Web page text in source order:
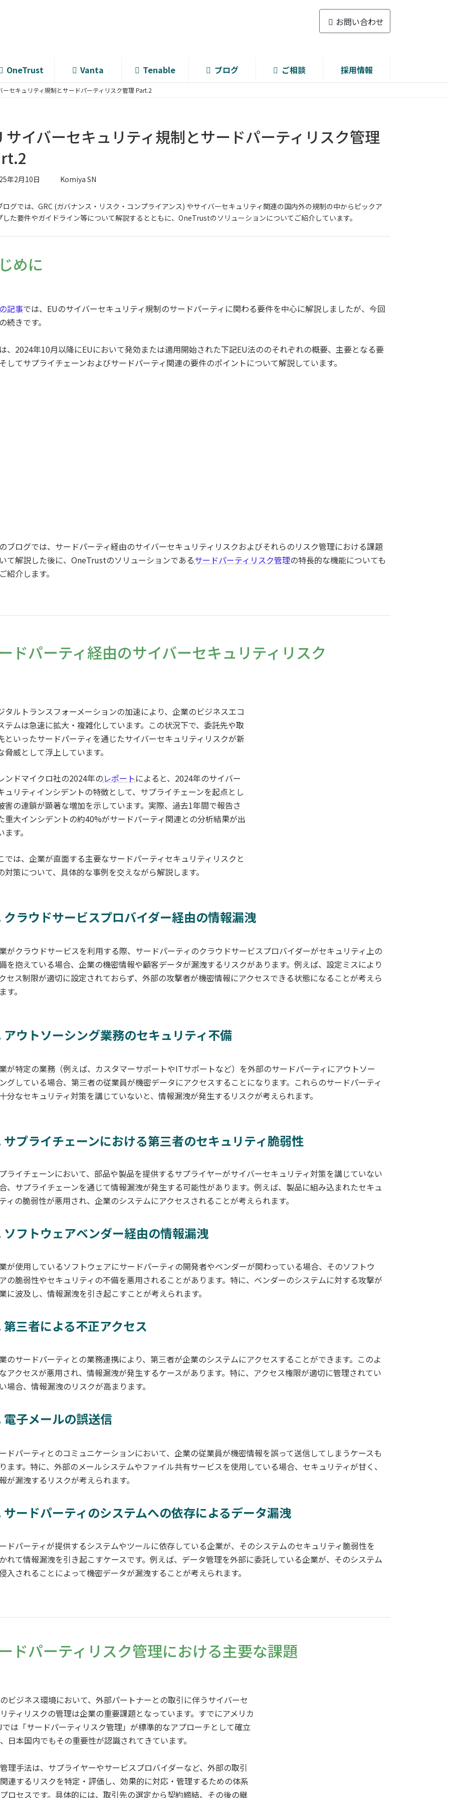
お問い合わせ
OneTrust Vanta Tenable ブログ ご相談 採用情報
ーセキュリティ規制とサードパーティリスク管理 Part.2
サイバーセキュリティ規制とサードパーティリスク管理
年2月10日 Komiya SN
ログでは、GRC (ガバナンス・リスク・コンプライアンス) やサイバーセキュリティ関連の国内外の規制の中からピックア
した要件やガイドライン等について解説するとともに、OneTrustのソリューションについてご紹介しています。
めに
記事では、EUのサイバーセキュリティ規制のサードパーティに関わる要件を中心に解説しましたが、今回
続きです。
、2024年10月以降にEUにおいて発効または適用開始された下記EU法ののそれぞれの概要、主要となる要
してサプライチェーンおよびサードパーティ関連の要件のポイントについて解説しています。
ブログでは、サードパーティ経由のサイバーセキュリティリスクおよびそれらのリスク管理における課題
て解説した後に、OneTrustのソリューションであるサードパーティリスク管理の特長的な機能についても
紹介します。
ドパーティ経由のサイバーセキュリティリスク
タルトランスフォーメーションの加速により、企業のビジネスエコ
テムは急速に拡大・複雑化しています。この状況下で、委託先や取
といったサードパーティを通じたサイバーセキュリティリスクが新
脅威として浮上しています。
ンドマイクロ社の2024年のレポートによると、2024年のサイバー
ュリティインシデントの特徴として、サプライチェーンを起点とし
害の連鎖が顕著な増加を示しています。実際、過去1年間で報告さ
重大インシデントの約40%がサードパーティ関連との分析結果が出
ます。
では、企業が直面する主要なサードパーティセキュリティリスクと
対策について、具体的な事例を交えながら解説します。
クラウドサービスプロバイダー経由の情報漏洩
がクラウドサービスを利用する際、サードパーティのクラウドサービスプロバイダーがセキュリティ上の
を抱えている場合、企業の機密情報や顧客データが漏洩するリスクがあります。例えば、設定ミスにより
セス制限が適切に設定されておらず、外部の攻撃者が機密情報にアクセスできる状態になることが考えら
す。
アウトソーシング業務のセキュリティ不備
が特定の業務（例えば、カスタマーサポートやITサポートなど）を外部のサードパーティにアウトソー
グしている場合、第三者の従業員が機密データにアクセスすることになります。これらのサードパーティ
分なセキュリティ対策を講じていないと、情報漏洩が発生するリスクが考えられます。
サプライチェーンにおける第三者のセキュリティ脆弱性
ライチェーンにおいて、部品や製品を提供するサプライヤーがサイバーセキュリティ対策を講じていない
、サプライチェーンを通じて情報漏洩が発生する可能性があります。例えば、製品に組み込まれたセキュ
ィの脆弱性が悪用され、企業のシステムにアクセスされることが考えられます。
ソフトウェアベンダー経由の情報漏洩
が使用しているソフトウェアにサードパーティの開発者やベンダーが関わっている場合、そのソフトウ
の脆弱性やセキュリティの不備を悪用されることがあります。特に、ベンダーのシステムに対する攻撃が
に波及し、情報漏洩を引き起こすことが考えられます。
第三者による不正アクセス
のサードパーティとの業務連携により、第三者が企業のシステムにアクセスすることができます。このよ
アクセスが悪用され、情報漏洩が発生するケースがあります。特に、アクセス権限が適切に管理されてい
場合、情報漏洩のリスクが高まります。
電子メールの誤送信
ドパーティとのコミュニケーションにおいて、企業の従業員が機密情報を誤って送信してしまうケースも
ます。特に、外部のメールシステムやファイル共有サービスを使用している場合、セキュリティが甘く、
が漏洩するリスクが考えられます。
サードパーティのシステムへの依存によるデータ漏洩
ドパーティが提供するシステムやツールに依存している企業が、そのシステムのセキュリティ脆弱性を
れて情報漏洩を引き起こすケースです。例えば、データ管理を外部に委託している企業が、そのシステム
入されることによって機密データが漏洩することが考えられます。
ドパーティリスク管理における主要な課題
ビジネス環境において、外部パートナーとの取引に伴うサイバーセ
ティリスクの管理は企業の重要課題となっています。すでにアメリカ
では「サードパーティリスク管理」が標準的なアプローチとして確立
日本国内でもその重要性が認識されてきています。
理手法は、サプライヤーやサービスプロバイダーなど、外部の取引
連するリスクを特定・評価し、効果的に対応・管理するための体系
ロセスです。具体的には、取引先の選定から契約締結、その後の継